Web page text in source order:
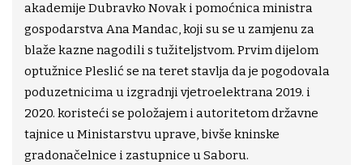
akademije Dubravko Novak i pomoćnica ministra
gospodarstva Ana Mandac, koji su se u zamjenu za
blaže kazne nagodili s tužiteljstvom. Prvim dijelom
optužnice Pleslić se na teret stavlja da je pogodovala
poduzetnicima u izgradnji vjetroelektrana 2019. i
2020. koristeći se položajem i autoritetom državne
tajnice u Ministarstvu uprave, bivše kninske
gradonačelnice i zastupnice u Saboru.